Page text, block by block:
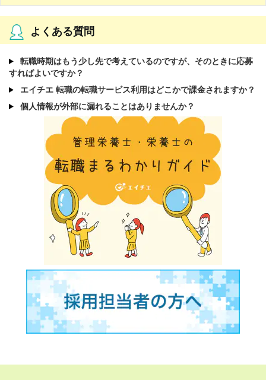
よくある質問
転職時期はもう少し先で考えているのですが、そのときに応募
すればよいですか？
エイチエ 転職の転職サービス利用はどこかで課金されますか？
個人情報が外部に漏れることはありませんか？